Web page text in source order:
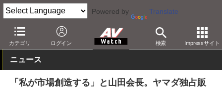
Powered by Translate
カテゴリ ログイン 検索 Impressサイト
AV Watch 製品 テレビ その他
ニュース
「私が市場創造する」と山田会長。ヤマダ独占販